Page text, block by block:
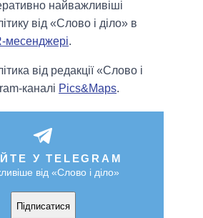
найважливіші
від «Слово і діло» в
месенджері.
від редакції «Слово і
каналі Pics&Maps.
У TELEGRAM
від «Слово і діло»
Підписатися